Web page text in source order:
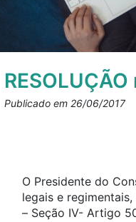
Publicado em 26/06/2017
O Presidente do
legais e
– Seção IV- Artigo